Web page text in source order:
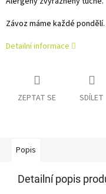
Závoz máme každé pondělí.
Detailní informace
ZEPTAT SE SDÍLET
Popis
Detailní popis